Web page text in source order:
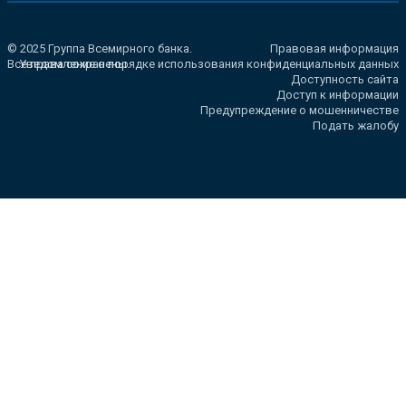
© 2025 Группа Всемирного банка.
Все права сохранены.
Правовая информация
Уведомление о порядке использования конфиденциальных данных
Доступность сайта
Доступ к информации
Предупреждение о мошенничестве
Подать жалобу